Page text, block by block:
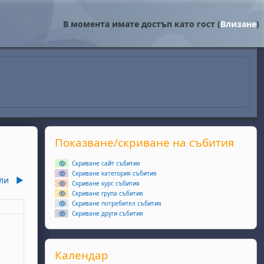
В момента имате достъп като гост (Влизане)
▶︎
6 юнинеделя, 7 юни
Supplementary blocks
Прескочи Показване/скриване на събития
Показване/скриване на събития
Скриване сайт събития
Скриване категория събития
Скриване курс събития
Скриване група събития
Скриване потребител събития
Скриване други събития
Прескочи Календар
Календар